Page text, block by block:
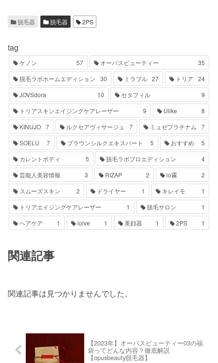
脱毛器 脱毛器 2PS
tag
ケノン 57 オーパスビューティー
35
脱毛ラボホームエディション
30 ミラブル 27 トリア
24
JOVSdora
10 セタフィル
9
トリアスキンエイジングケアレーザー
9 Ulike
8
KINUJO 7 ルクセアヴィサージュ 7 ミュゼプラチナム
7
SOELU
7 ブラウンシルクエキスパート 5 おすすめ
5
カレントボディ
5 脱毛ラボプロエディション
4
芸能人美容情報
3 RIZAP 2 io霧
2
スムーズスキン
2 ドライヤー 1 キレイモ
1
トリアエイジングケアレーザー
1 脱毛サロン
1
ヘアケア
1 loive 1 美顔器 1 2PS 1
関連記事
関連記事は見つかりませんでした。
【2023年】オーパスビューティー03の福
袋ってどんな内容？徹底解説
【opusbeauty脱毛器】